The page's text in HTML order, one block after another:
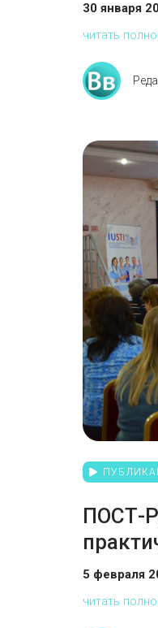
30 января
читать
ПОСТ-
5 февраля
читать